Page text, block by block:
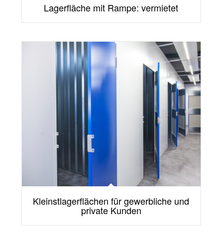
Lagerfläche mit Rampe: vermietet
Kleinstlagerflächen für gewerbliche und
private Kunden